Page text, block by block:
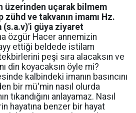
üzerinden uçarak bilmem
zühd ve takvanın imamı Hz.
(s.a.v)'i güya ziyaret
özgür Hacer annemizin
ettiği beldede istilam
peşi sıra alacaksın ve
din koyacaksın öyle mi?
kalbindeki imanın basıncını
bir mü'min nasıl olurda
tıkandığını anlayamaz. Nasıl
hayatına benzer bir hayat